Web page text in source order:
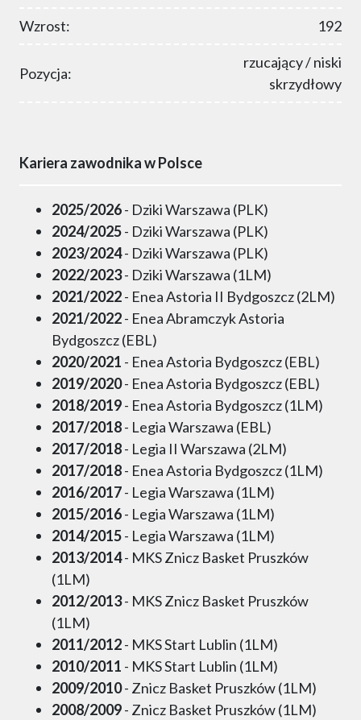
Wzrost: 192
Pozycja:
rzucający / niski
skrzydłowy
Kariera zawodnika w Polsce
2025/2026- Dziki Warszawa (PLK)
2024/2025- Dziki Warszawa (PLK)
2023/2024- Dziki Warszawa (PLK)
2022/2023- Dziki Warszawa (1LM)
2021/2022- Enea Astoria II Bydgoszcz (2LM)
2021/2022- Enea Abramczyk Astoria
Bydgoszcz (EBL)
2020/2021 - Enea Astoria Bydgoszcz (EBL)
2019/2020- Enea Astoria Bydgoszcz (EBL)
2018/2019- Enea Astoria Bydgoszcz (1LM)
2017/2018- Legia Warszawa (EBL)
2017/2018- Legia II Warszawa (2LM)
2017/2018- Enea Astoria Bydgoszcz (1LM)
2016/2017- Legia Warszawa (1LM)
2015/2016- Legia Warszawa (1LM)
2014/2015- Legia Warszawa (1LM)
2013/2014- MKS Znicz Basket Pruszków
(1LM)
2012/2013- MKS Znicz Basket Pruszków
(1LM)
2011/2012- MKS Start Lublin (1LM)
2010/2011 - MKS Start Lublin (1LM)
2009/2010- Znicz Basket Pruszków (1LM)
2008/2009- Znicz Basket Pruszków (1LM)